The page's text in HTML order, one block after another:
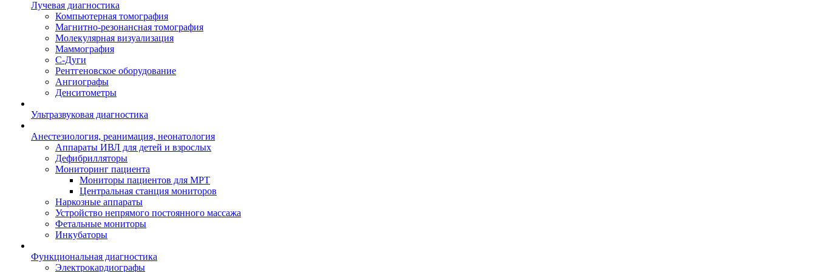
Лучевая диагностика
Компьютерная томография
Магнитно-резонансная томография
Молекулярная визуализация
Маммография
С-Дуги
Рентгеновское оборудование
Ангиографы
Денситометры
Ультразвуковая диагностика
Анестезиология, реанимация, неонатология
Аппараты ИВЛ для детей и взрослых
Дефибрилляторы
Мониторинг пациента
Мониторы пациентов для МРТ
Центральная станция мониторов
Наркозные аппараты
Устройство непрямого постоянного массажа
Фетальные мониторы
Инкубаторы
Функциональная диагностика
Электрокардиографы